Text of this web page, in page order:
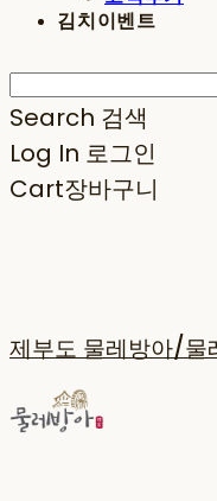
김치이벤트
Search 검색
Log In 로그인
Cart장바구니
제부도 물레방아/물